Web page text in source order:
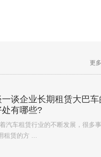
更
一谈企业长期租赁大巴车
处有哪些?
汽车租赁行业的不断发展，很多
租赁的方 ...